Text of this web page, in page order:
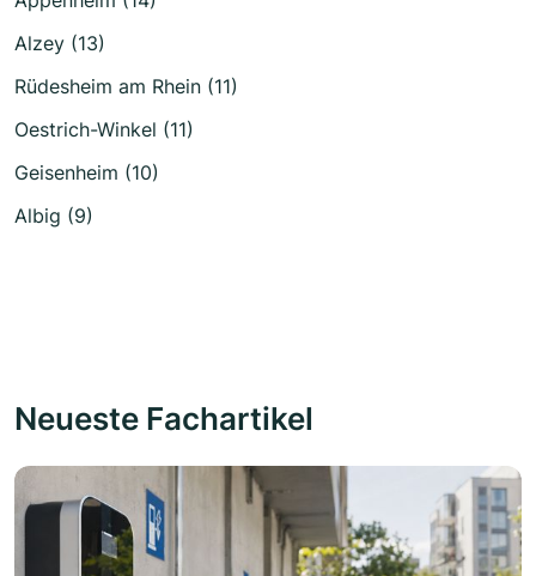
Alzey (13)
Rüdesheim am Rhein (11)
Oestrich-Winkel (11)
Geisenheim (10)
Albig (9)
Neueste Fachartikel